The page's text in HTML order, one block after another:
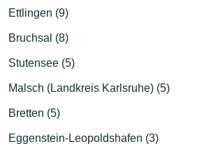
Ettlingen (9)
Bruchsal (8)
Stutensee (5)
Malsch (Landkreis Karlsruhe) (5)
Bretten (5)
Eggenstein-Leopoldshafen (3)